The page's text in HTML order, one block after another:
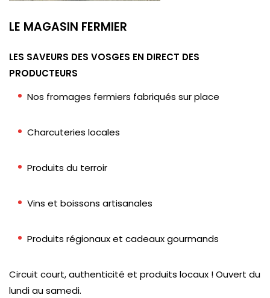
LE MAGASIN FERMIER
LES SAVEURS DES VOSGES EN DIRECT DES
PRODUCTEURS
Nos fromages fermiers fabriqués sur place
Charcuteries locales
Produits du terroir
Vins et boissons artisanales
Produits régionaux et cadeaux gourmands
Circuit court, authenticité et produits locaux ! Ouvert du
lundi au samedi.